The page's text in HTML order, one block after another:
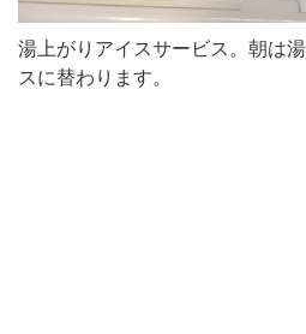
湯上がりアイスサービス。朝は
スに替わります。